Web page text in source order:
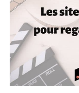
télécharger
la
musique
(gratuit
&